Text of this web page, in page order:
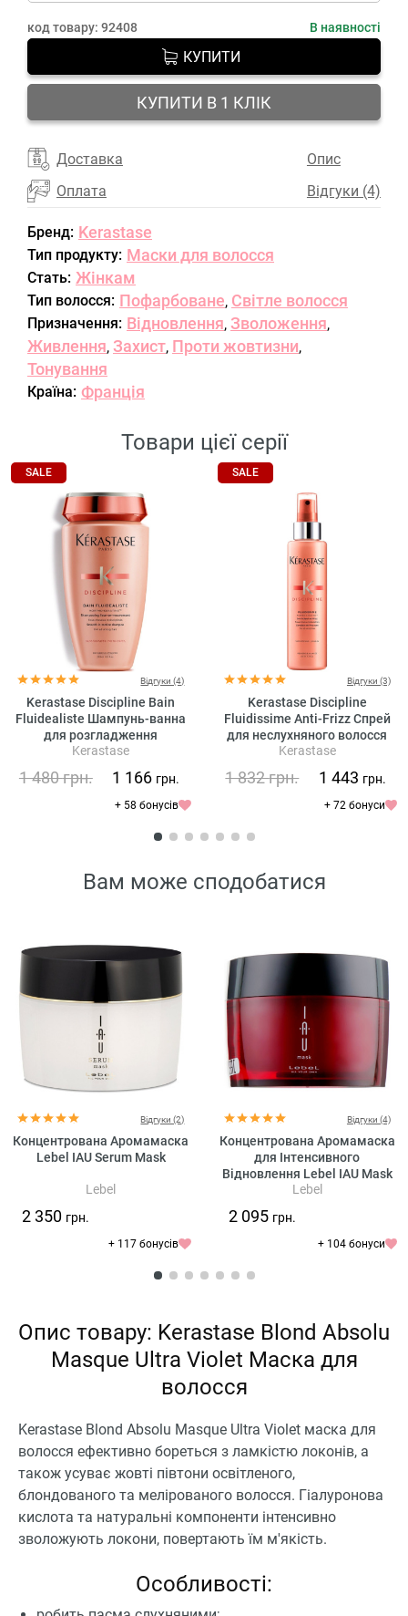
код товару: 92408 В наявності
КУПИТИ
КУПИТИ В 1 КЛІК
Доставка
Оплата
Опис
Відгуки (4)
Бренд: Kerastase
Тип продукту: Маски для волосся
Стать: Жінкам
Тип волосся: Пофарбоване, Світле волосся
Призначення: Відновлення, Зволоження,
Живлення, Захист, Проти жовтизни,
Тонування
Країна: Франція
Товари цієї серії
SALE
Відгуки (4)
Kerastase Discipline Bain
Fluidealiste Шампунь-ванна
для розгладження
неслухняного волосся (без
Kerastase
1 480грн. 1 166 грн.
+ 58 бонусів
SALE
Відгуки (3)
Kerastase Discipline
Fluidissime Anti-Frizz Спрей
для неслухняного волосся
Kerastase
1 832грн. 1 443 грн.
+ 72 бонуси
Вам може сподобатися
Відгуки (2)
Концентрована Аромамаска
Lebel IAU Serum Mask
Lebel
2 350 грн.
+ 117 бонусів
Відгуки (4)
Концентрована Аромамаска
для Інтенсивного
Відновлення Lebel IAU Mask
Lebel
2 095 грн.
+ 104 бонуси
Опис товару: Kerastase Blond Absolu
Masque Ultra Violet Маска для
волосся
Kerastase Blond Absolu Masque Ultra Violet маска для
волосся ефективно бореться з ламкістю локонів, а
також усуває жовті півтони освітленого,
блондованого та мелірованого волосся. Гіалуронова
кислота та натуральні компоненти інтенсивно
зволожують локони, повертають їм м'якість.
Особливості: